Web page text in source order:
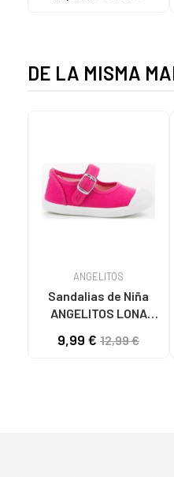
DE LA MISMA
ANGELITOS
Sandalias de Niña
ANGELITOS LONA
9,99 € 12,99 €